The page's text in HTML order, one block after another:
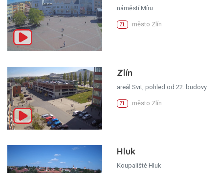
náměstí Míru
ZL město Zlín
Zlín
areál Svit, pohled od 22. budovy
ZL město Zlín
Hluk
Koupaliště Hluk